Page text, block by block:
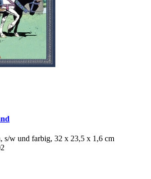
s/w und farbig, 32 x 23,5 x 1,6 cm